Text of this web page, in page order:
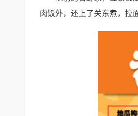
肉饭外，还上了关东煮，拉